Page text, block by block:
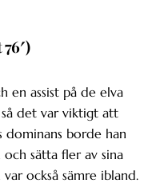
en assist på de elva
så det var viktigt att
dominans borde han
sätta fler av sina
också sämre ibland.